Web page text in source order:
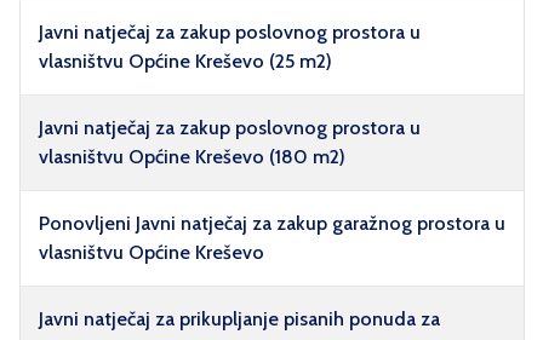
Javni natječaj za zakup poslovnog prostora u
vlasništvu Općine Kreševo (25 m2)
Javni natječaj za zakup poslovnog prostora u
vlasništvu Općine Kreševo (180 m2)
Ponovljeni Javni natječaj za zakup garažnog prostora u
vlasništvu Općine Kreševo
Javni natječaj za prikupljanje pisanih ponuda za